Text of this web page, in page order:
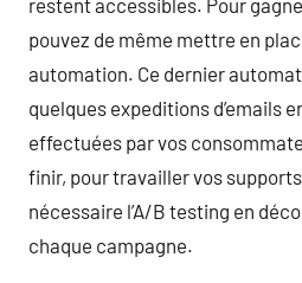
restent accessibles. Pour
pouvez de même mettre en
automation. Ce dernier
quelques expeditions d’emails
effectuées par vos
finir, pour travailler vos
nécessaire l’A/B testing en
chaque campagne.